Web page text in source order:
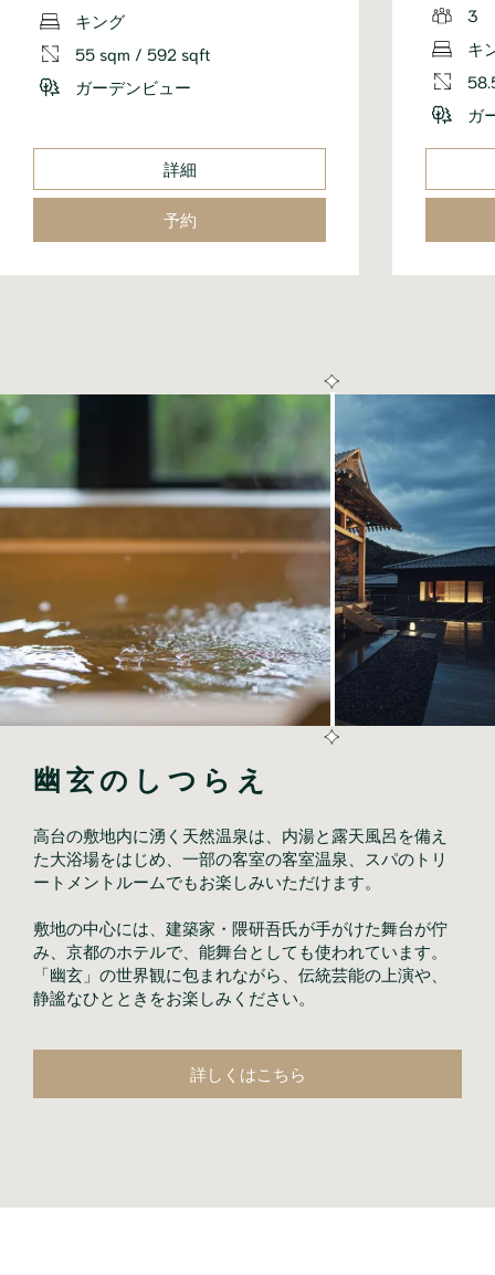
キング
55 sqm / 592 sqft
ガーデンビュー
詳細
予約
3
キ
ガ
幽玄のしつらえ
高台の敷地内に湧く天然温泉は、内湯と露天風呂を備え
た大浴場をはじめ、一部の客室の客室温泉、スパのトリ
ートメントルームでもお楽しみいただけます。
敷地の中心には、建築家・隈研吾氏が手がけた舞台が佇
み、京都のホテルで、能舞台としても使われています。
「幽玄」の世界観に包まれながら、伝統芸能の上演や、
静謐なひとときをお楽しみください。
詳しくはこちら